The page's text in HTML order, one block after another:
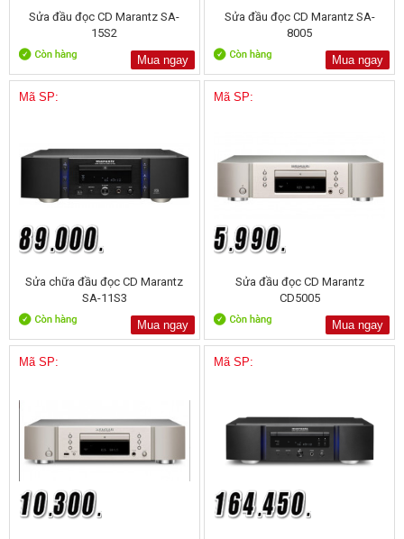
Sửa đầu đọc CD Marantz SA-
15S2
Mua ngay
Sửa đầu đọc CD Marantz SA-
8005
Mua ngay
Mã SP:
Sửa chữa đầu đọc CD Marantz
SA-11S3
Mua ngay
Mã SP:
Sửa đầu đọc CD Marantz
CD5005
Mua ngay
Mã SP: Mã SP: